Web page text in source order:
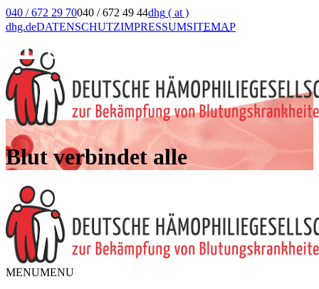
040 / 672 29 70040 / 672 49 44dhg ( at )
dhg.deDATENSCHUTZIMPRESSUMSITEMAP
Blut verbindet alle
MENUMENU